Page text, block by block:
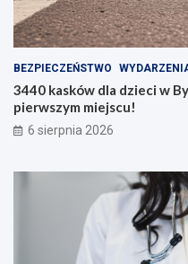
BEZPIECZEŃSTWO
3440 kasków dla dzieci w
pierwszym miejscu!
6 sierpnia 2026